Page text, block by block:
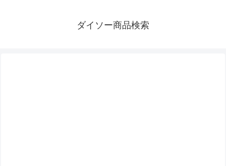
ダイソー商品検索